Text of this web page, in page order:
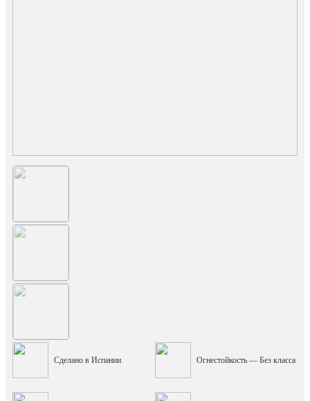
Сделано в Испании Огнестойкость — Без класса